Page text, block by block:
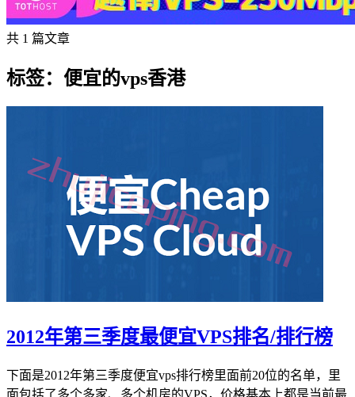
共 1 篇文章
标签：便宜的vps香港
2012年第三季度最便宜VPS排名/排行榜
下面是2012年第三季度便宜vps排行榜里面前20位的名单，里
面包括了多个多家、多个机房的VPS，价格基本上都是当前最